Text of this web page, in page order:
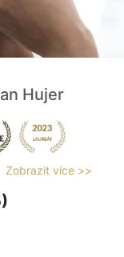
Hujer
Zobrazit více >>